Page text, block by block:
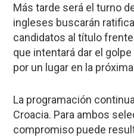
Más tarde será el turno
ingleses buscarán
candidatos al título
que intentará dar el
por un lugar en la
La programación
Croacia. Para ambos
compromiso puede